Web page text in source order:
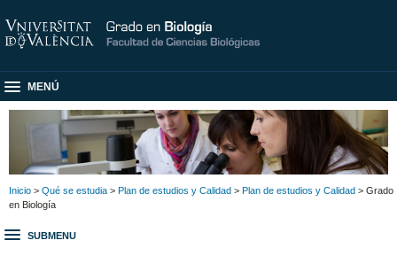
MENÚ
Inicio > Qué se estudia > Plan de estudios y Calidad > Plan de estudios y Calidad > Grado
en Biología
SUBMENU